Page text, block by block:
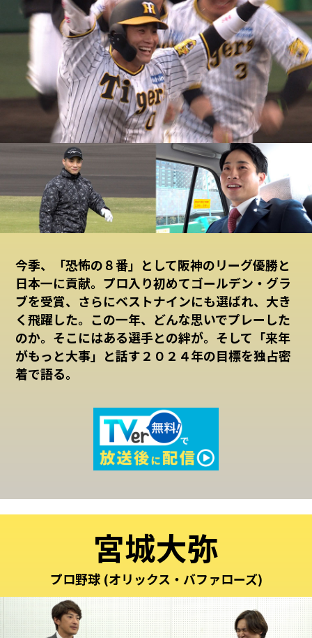
今季、「恐怖の８番」として阪神のリーグ優勝と
日本一に貢献。プロ入り初めてゴールデン・グラ
ブを受賞、さらにベストナインにも選ばれ、大き
く飛躍した。この一年、どんな思いでプレーした
のか。そこにはある選手との絆が。そして「来年
がもっと大事」と話す２０２４年の目標を独占密
着で語る。
宮城大弥
プロ野球 (オリックス・バファローズ)